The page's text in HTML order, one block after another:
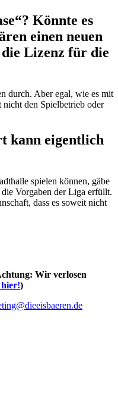
Könnte es
einen neuen
Lizenz für die
durch. Aber egal, wie es mit
nicht den Spielbetrieb oder
kann eigentlich
spielen können, gäbe
Vorgaben der Liga erfüllt.
dass es soweit nicht
Wir verlosen
)